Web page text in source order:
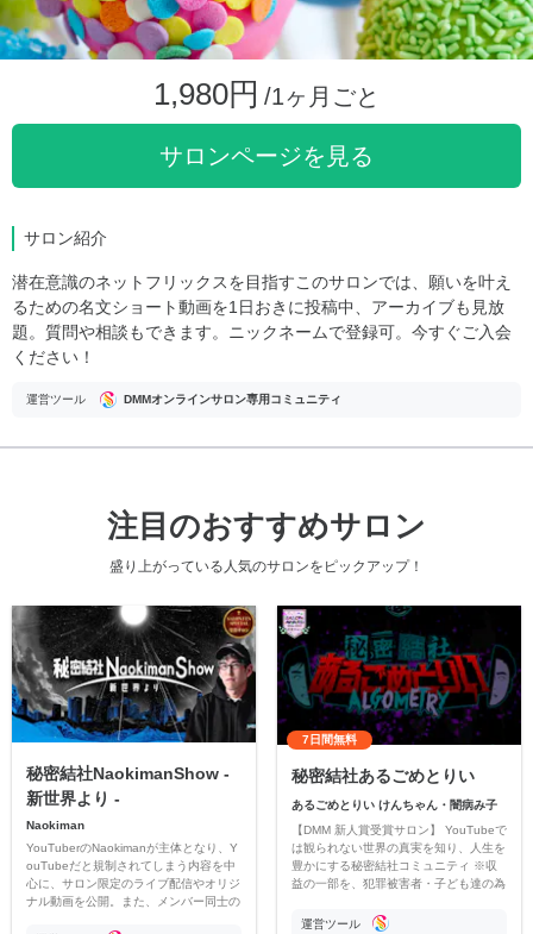
1,980円 /1ヶ月ごと
サロンページを見る
サロン紹介
潜在意識のネットフリックスを目指すこのサロンでは、願いを叶え
るための名文ショート動画を1日おきに投稿中、アーカイブも見放
題。質問や相談もできます。ニックネームで登録可。今すぐご入会
ください！
運営ツール DMMオンラインサロン専用コミュニティ
注目のおすすめサロン
盛り上がっている人気のサロンをピックアップ！
秘密結社NaokimanShow -
新世界より -
Naokiman
YouTuberのNaokimanが主体となり、Y
ouTubeだと規制されてしまう内容を中
心に、サロン限定のライブ配信やオリジ
ナル動画を公開。また、メンバー同士の
7日間無料
秘密結社あるごめとりい
あるごめとりい けんちゃん・闇病み子
【DMM 新人賞受賞サロン】 YouTubeで
は観られない世界の真実を知り、人生を
豊かにする秘密結社コミュニティ ※収
益の一部を、犯罪被害者・子ども達の為
す運営ツール